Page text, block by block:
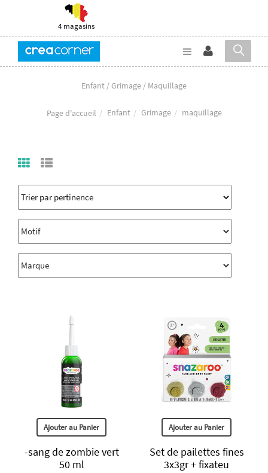
4 magasins
Enfant / Grimage / Maquillage
Page d'accueil Enfant Grimage maquillage
Ajouter au Panier
-sang de zombie vert
50 ml
Ajouter au Panier
Set de pailettes fines
3x3gr + fixateu